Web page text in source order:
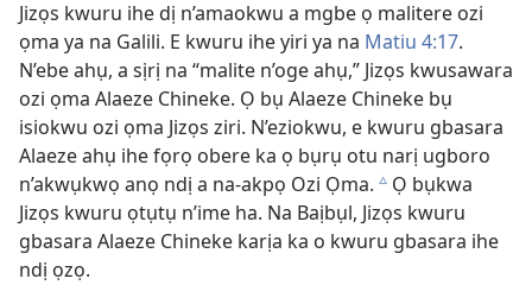
Jizọs kwuru ihe dị n’amaokwu a mgbe ọ malitere ozi
ọma ya na Galili. E kwuru ihe yiri ya na Matiu 4:17.
N’ebe ahụ, a sịrị na “malite n’oge ahụ,” Jizọs kwusawara
ozi ọma Alaeze Chineke. Ọ bụ Alaeze Chineke bụ
isiokwu ozi ọma Jizọs ziri. N’eziokwu, e kwuru gbasara
Alaeze ahụ ihe fọrọ obere ka ọ bụrụ otu narị ugboro
n’akwụkwọ anọ ndị a na-akpọ Ozi Ọma. c Ọ bụkwa
Jizọs kwuru ọtụtụ n’ime ha. Na Baịbụl, Jizọs kwuru
gbasara Alaeze Chineke karịa ka o kwuru gbasara ihe
ndị ọzọ.